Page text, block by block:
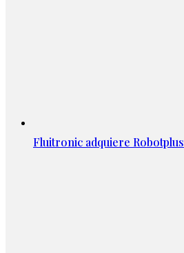
Fluitronic adquiere Robotplus